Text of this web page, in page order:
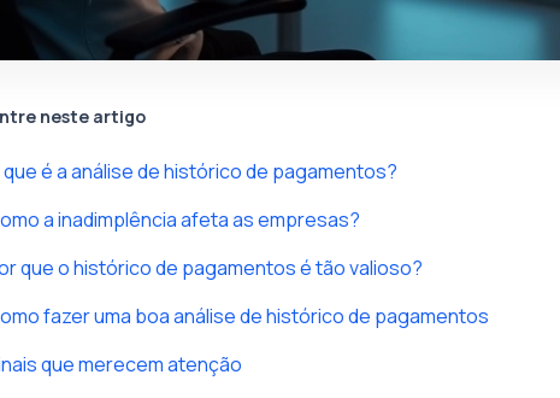
neste artigo
que é a análise de histórico de pagamentos?
a inadimplência afeta as empresas?
que o histórico de pagamentos é tão valioso?
fazer uma boa análise de histórico de pagamentos
que merecem atenção